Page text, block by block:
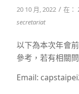
20 10 月, 2022 / 在：
secretariat
以下為本次年會
參考，若有相關
Email: